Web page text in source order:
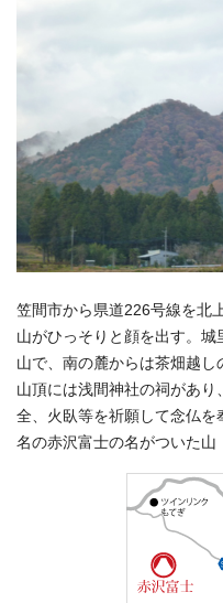
笠間市から県道226号線を北
山がひっそりと顔を出す。
山で、南の麓からは茶畑越し
山頂には浅間神社の祠があ
全、火臥等を祈願して念仏を
名の赤沢富士の名がついた山